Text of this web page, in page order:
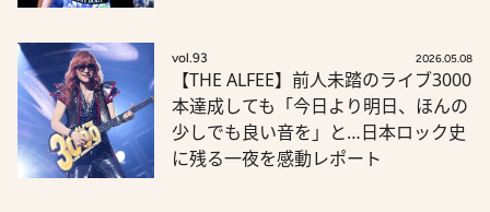
vol.93 2026.05.08
【THE ALFEE】前人未踏のライブ3000
本達成しても「今日より明日、ほんの
少しでも良い音を」と…日本ロック史
に残る一夜を感動レポート